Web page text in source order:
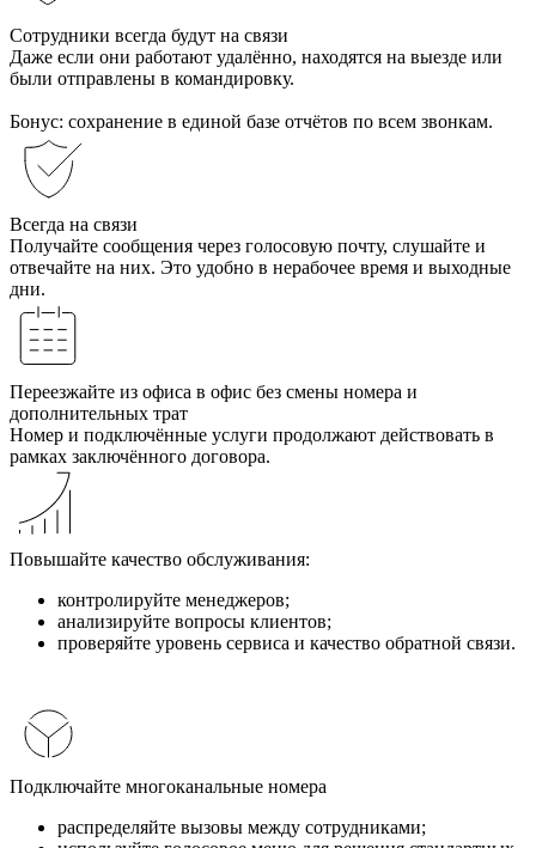
Сотрудники всегда будут на связи
Даже если они работают удалённо, находятся на выезде или
были отправлены в командировку.
Бонус: сохранение в единой базе отчётов по всем звонкам.
Всегда на связи
Получайте сообщения через голосовую почту, слушайте и
отвечайте на них. Это удобно в нерабочее время и выходные
дни.
Переезжайте из офиса в офис без смены номера и
дополнительных трат
Номер и подключённые услуги продолжают действовать в
рамках заключённого договора.
Повышайте качество обслуживания:
контролируйте менеджеров;
анализируйте вопросы клиентов;
проверяйте уровень сервиса и качество обратной связи.
Подключайте многоканальные номера
распределяйте вызовы между сотрудниками;